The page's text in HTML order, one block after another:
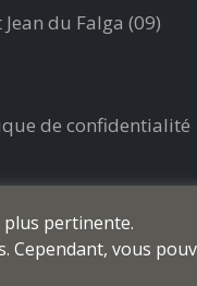
Jean du Falga (09)
de confidentialité
- Tous droits
pertinente.
Cependant, vous